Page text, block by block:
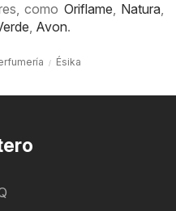
como Oriflame, Natura,
, Avon.
Ésika